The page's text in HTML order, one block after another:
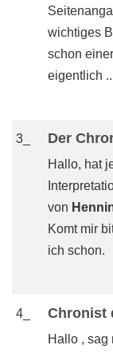
wichtiges
schon
eigentlich ..
3_ Der
Hallo, hat
von
Komt mir
ich schon.
4_ Chronist
Hallo , sag